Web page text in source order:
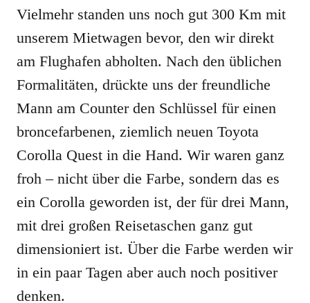
Vielmehr standen uns noch gut 300 Km mit
unserem Mietwagen bevor, den wir direkt
am Flughafen abholten. Nach den üblichen
Formalitäten, drückte uns der freundliche
Mann am Counter den Schlüssel für einen
broncefarbenen, ziemlich neuen Toyota
Corolla Quest in die Hand. Wir waren ganz
froh – nicht über die Farbe, sondern das es
ein Corolla geworden ist, der für drei Mann,
mit drei großen Reisetaschen ganz gut
dimensioniert ist. Über die Farbe werden wir
in ein paar Tagen aber auch noch positiver
denken.